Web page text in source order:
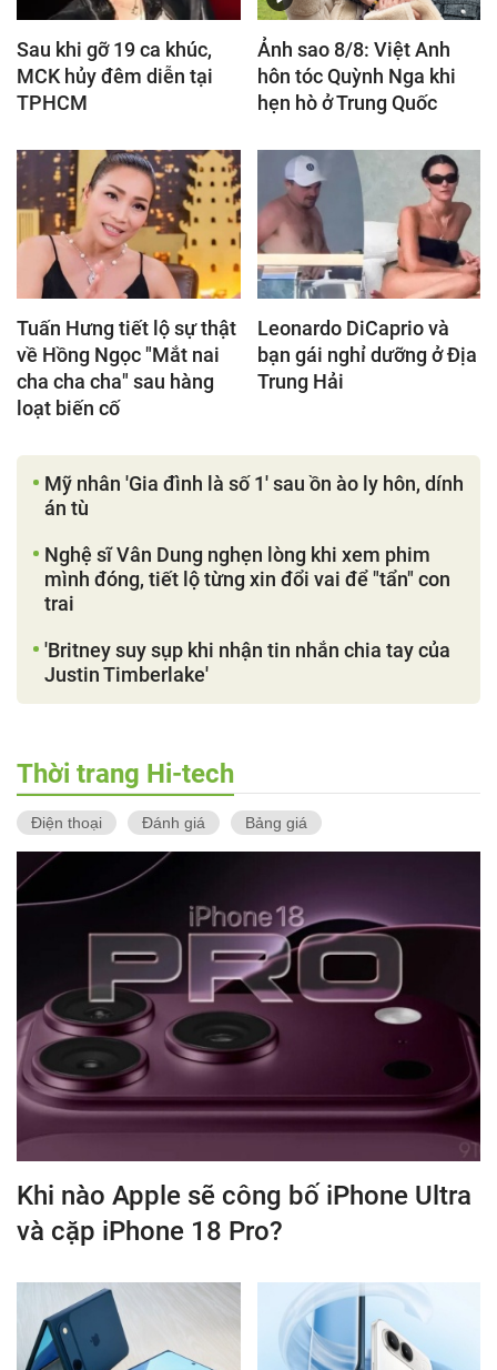
Sau khi gỡ 19 ca khúc,
MCK hủy đêm diễn tại
TPHCM
Ảnh sao 8/8: Việt Anh
hôn tóc Quỳnh Nga khi
hẹn hò ở Trung Quốc
Tuấn Hưng tiết lộ sự thật
về Hồng Ngọc "Mắt nai
cha cha cha" sau hàng
loạt biến cố
Leonardo DiCaprio và
bạn gái nghỉ dưỡng ở Địa
Trung Hải
Mỹ nhân 'Gia đình là số 1' sau ồn ào ly hôn, dính
án tù
Nghệ sĩ Vân Dung nghẹn lòng khi xem phim
mình đóng, tiết lộ từng xin đổi vai để "tẩn" con
trai
'Britney suy sụp khi nhận tin nhắn chia tay của
Justin Timberlake'
Thời trang Hi-tech
Điện thoại Đánh giá Bảng giá
Khi nào Apple sẽ công bố iPhone Ultra
và cặp iPhone 18 Pro?